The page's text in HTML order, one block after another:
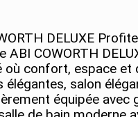
DELUXE
COWORTH
confort, espace et
salon
équipée avec